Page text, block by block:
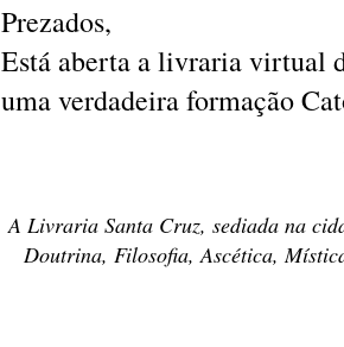
Prezados,
Está aberta a livraria virtual
uma verdadeira formação
A Livraria Santa Cruz, sediada na
Doutrina, Filosofia, Ascética,